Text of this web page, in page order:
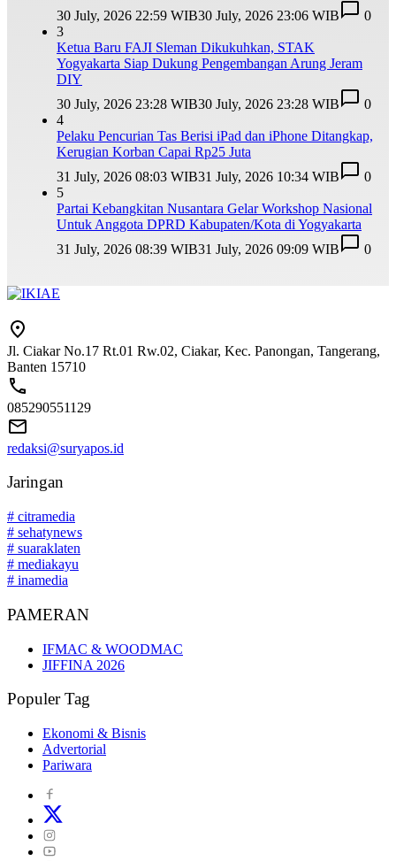
30 July, 2026 22:59 WIB30 July, 2026 23:06 WIB
0
3
Ketua Baru FAJI Sleman Dikukuhkan, STAK
Yogyakarta Siap Dukung Pengembangan Arung Jeram
DIY
30 July, 2026 23:28 WIB30 July, 2026 23:28 WIB
0
4
Pelaku Pencurian Tas Berisi iPad dan iPhone Ditangkap,
Kerugian Korban Capai Rp25 Juta
31 July, 2026 08:03 WIB31 July, 2026 10:34 WIB
0
5
Partai Kebangkitan Nusantara Gelar Workshop Nasional
Untuk Anggota DPRD Kabupaten/Kota di Yogyakarta
31 July, 2026 08:39 WIB31 July, 2026 09:09 WIB 0
Jl. Ciakar No.17 Rt.01 Rw.02, Ciakar, Kec. Panongan, Tangerang,
Banten 15710
085290551129
redaksi@suryapos.id
Jaringan
# citramedia
# sehatynews
# suaraklaten
# mediakayu
# inamedia
PAMERAN
IFMAC & WOODMAC
JIFFINA 2026
Populer Tag
Ekonomi & Bisnis
Advertorial
Pariwara